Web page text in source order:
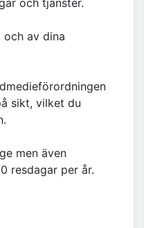
och tjänster.
av dina
sikt, vilket du
men även
resdagar per år.